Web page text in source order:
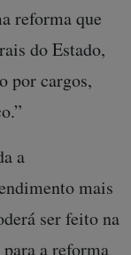
reforma que
do Estado,
por cargos,
a
mais
ser feito na
a reforma